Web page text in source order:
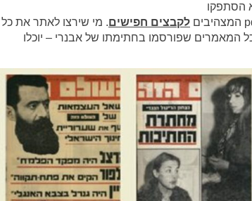
הסתפקו
לקבצים חפישים. מי שירצו לאתר את כל
כל המאמרים שפורסמו בחתימתו של אבנרי – יוכלו